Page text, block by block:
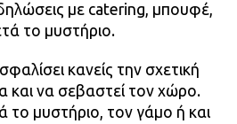
με catering, μπουφέ,
το μυστήριο.
κανείς την σχετική
και να σεβαστεί τον χώρο.
το μυστήριο, τον γάμο ή και